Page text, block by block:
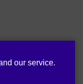
our service.